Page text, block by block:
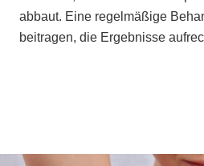
abbaut. Eine regelmäßige
beitragen, die Ergebnisse